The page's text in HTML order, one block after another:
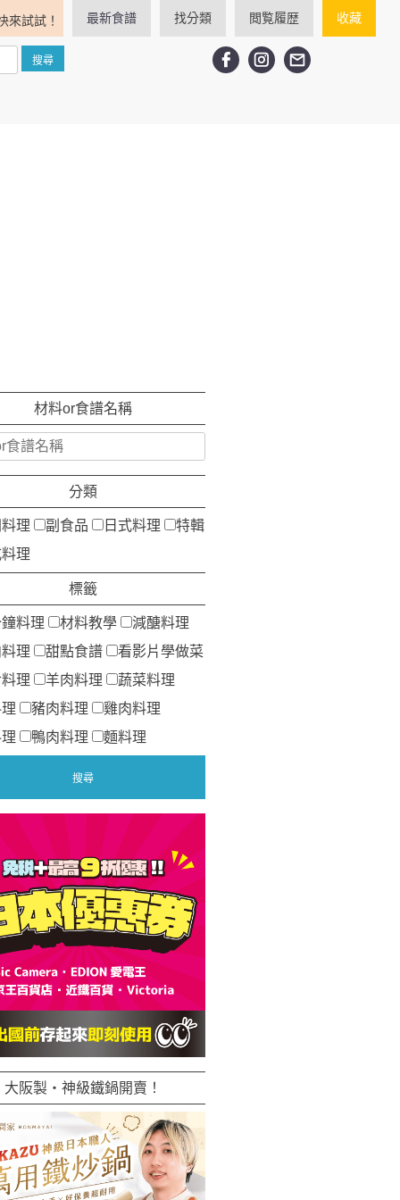
來試試！ 最新食譜 找分類 閲覧履歴 收藏
材料or食譜名稱
分類
理 副食品 日式料理
特輯
理
標籤
料理 材料教學
減醣料理
理
甜點食譜
看影片學做菜
理
羊肉料理
蔬菜料理
豬肉料理
雞肉料理
鴨肉料理 麵料理
大阪製・神級鐵鍋開賣！